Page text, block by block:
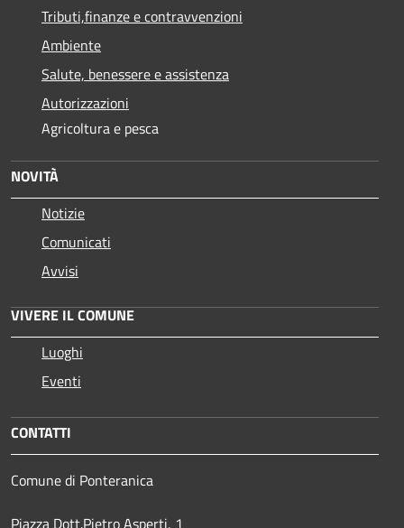
Tributi,finanze e contravvenzioni
Ambiente
Salute, benessere e assistenza
Autorizzazioni
Agricoltura e pesca
NOVITÀ
Notizie
Comunicati
Avvisi
VIVERE IL COMUNE
Luoghi
Eventi
CONTATTI
Comune di Ponteranica
Piazza Dott.Pietro Asperti, 1